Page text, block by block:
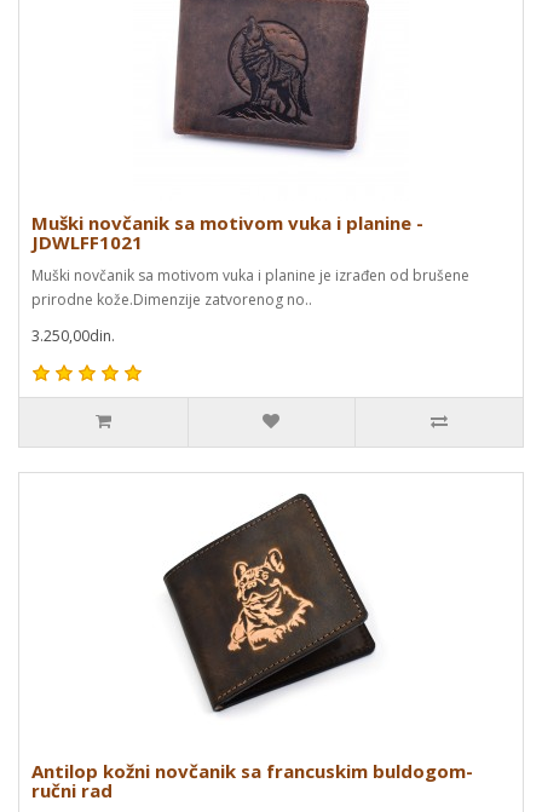
Muški novčanik sa motivom vuka i planine -
JDWLFF1021
Muški novčanik sa motivom vuka i planine je izrađen od brušene
prirodne kože.Dimenzije zatvorenog no..
3.250,00din.
Antilop kožni novčanik sa francuskim buldogom-
ručni rad